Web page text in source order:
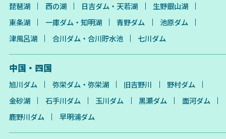
琵琶湖 西の湖 日吉ダム・天若湖
生野銀山湖
東条湖
一庫ダム・知明湖 青野ダム
池原ダム
津風呂湖
合川ダム・合川貯水池 七川ダム
中国・四国
旭川ダム 弥栄ダム・弥栄湖 旧吉野川
野村ダム
金砂湖
石手川ダム 玉川ダム 黒瀬ダム
面河ダム
鹿野川ダム
早明浦ダム